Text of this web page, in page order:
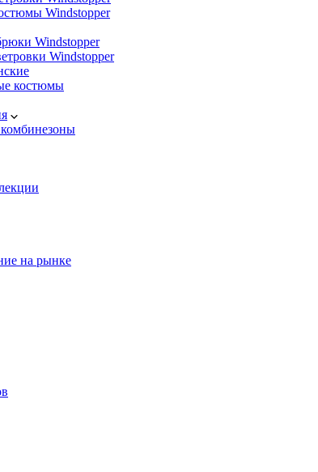
Windstopper
Windstopper
Windstopper
костюмы
на рынке